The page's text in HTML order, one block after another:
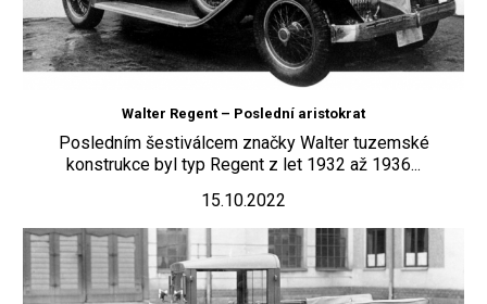
Walter Regent – Poslední aristokrat
Posledním šestiválcem značky Walter tuzemské
konstrukce byl typ Regent z let 1932 až 1936...
15.10.2022